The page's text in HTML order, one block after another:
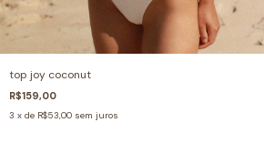
top joy coconut
R$159,00
3 x de R$53,00 sem juros